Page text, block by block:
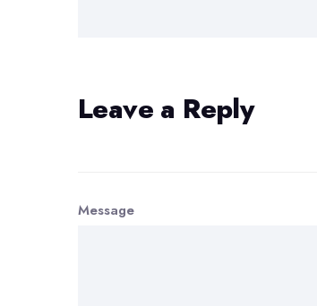
Leave a Reply
Message